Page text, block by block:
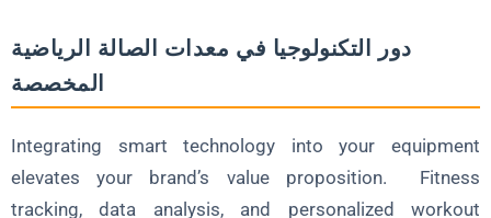
دور التكنولوجيا في معدات الصالة الرياضية
المخصصة
Integrating smart technology into your equipment
elevates your brand’s value proposition. Fitness
tracking, data analysis, and personalized workout